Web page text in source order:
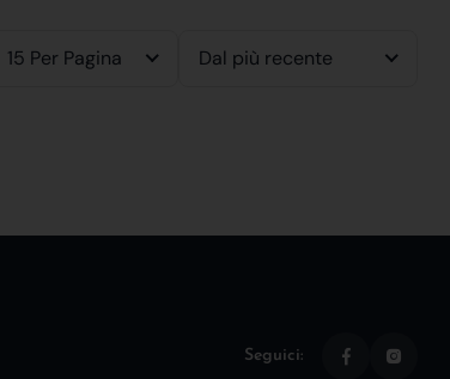
15 Per Pagina Dal più recente
Seguici: